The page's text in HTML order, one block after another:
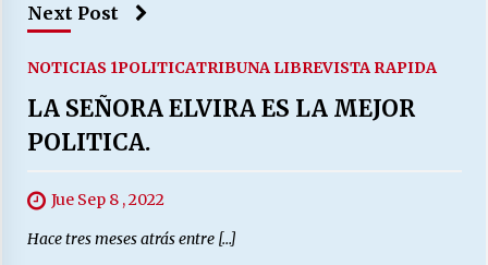
Next Post
NOTICIAS 1POLITICATRIBUNA LIBREVISTA RAPIDA
LA SEÑORA ELVIRA ES LA MEJOR
POLITICA.
Jue Sep 8 , 2022
Hace tres meses atrás entre […]